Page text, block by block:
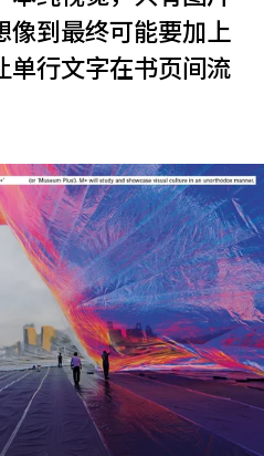
像到最终可能要加上
单行文字在书页间流